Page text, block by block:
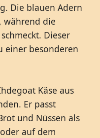
Die blauen Adern
während die
Dieser
einer besonderen
Käse aus
Er passt
und Nüssen als
auf dem